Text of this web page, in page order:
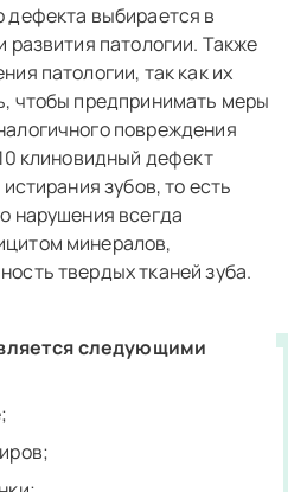
дефекта выбирается в
развития патологии. Также
патологии, так как их
чтобы предпринимать меры
повреждения
клиновидный дефект
зубов, то есть
нарушения всегда
минералов,
твердых тканей зуба.
следующими